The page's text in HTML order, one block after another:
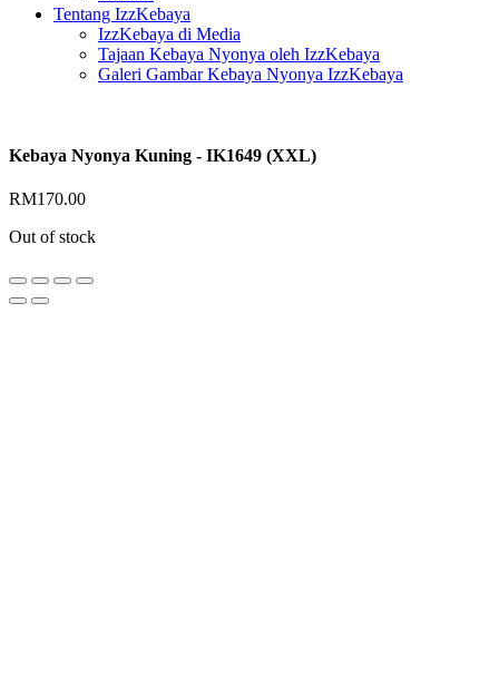
Tentang IzzKebaya
IzzKebaya di Media
Tajaan Kebaya Nyonya oleh IzzKebaya
Galeri Gambar Kebaya Nyonya IzzKebaya
Kebaya Nyonya Kuning - IK1649 (XXL)
RM170.00
Out of stock